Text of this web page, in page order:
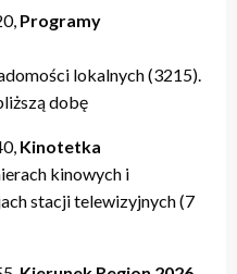
Programy
lokalnych (3215).
dobę
Kinotetka
kinowych i
stacji telewizyjnych (7